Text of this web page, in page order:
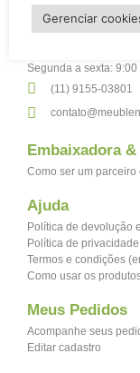
Atendimento
Segunda a sexta: 9:00
(11) 9155-03801
Embaixadora
Como ser um
Ajuda
Política de devolução
Política de privacidade
Termos e condições
Como usar os
Meus Pedidos
Acompanhe seus
Editar cadastro
Gerenciar